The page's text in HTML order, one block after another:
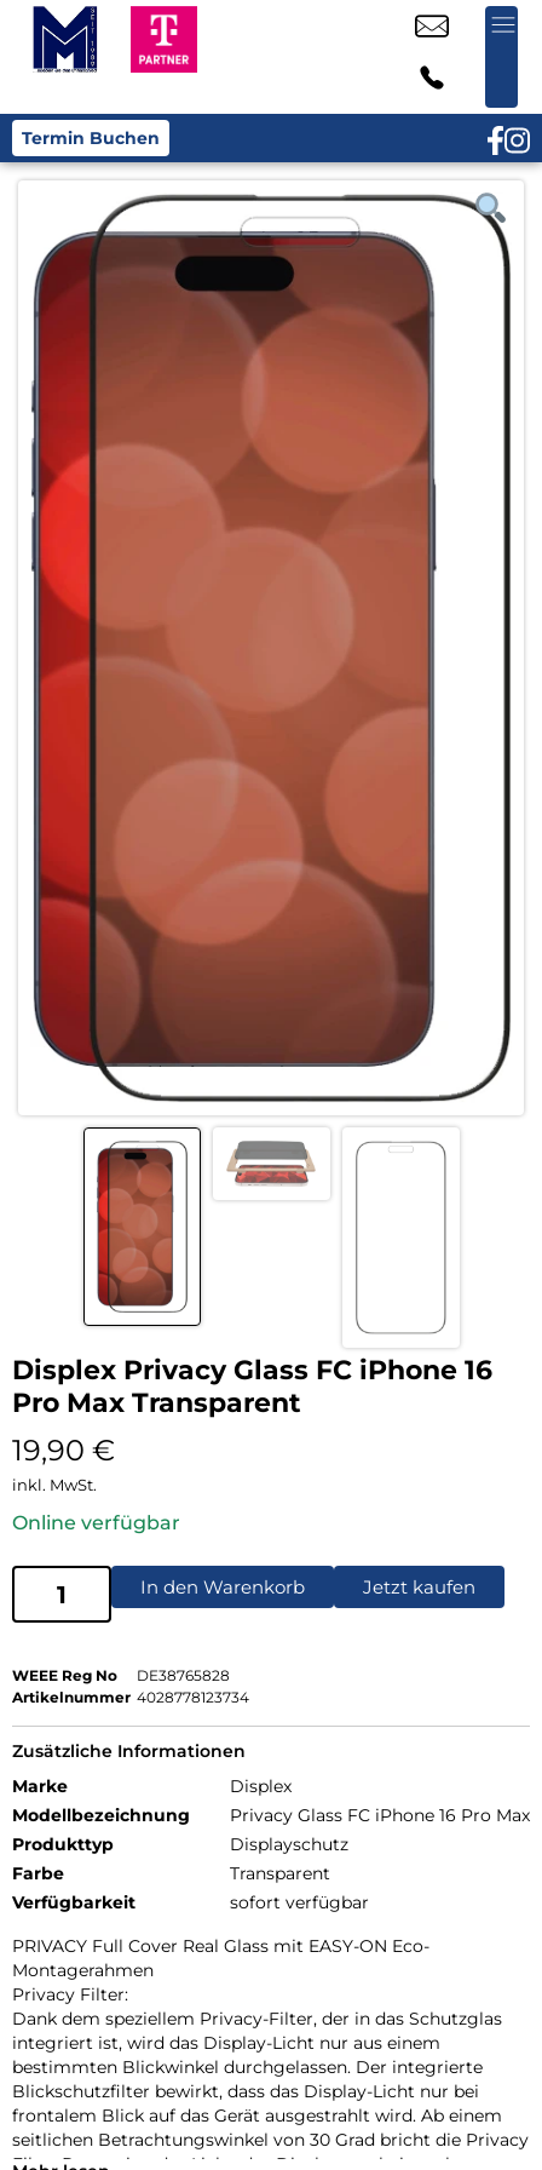
Termin Buchen
Displex Privacy Glass FC iPhone 16
Pro Max Transparent
19,90 €
inkl. MwSt.
Online verfügbar
In den Warenkorb Jetzt kaufen
WEEE Reg No
DE38765828
Artikelnummer 4028778123734
Zusätzliche Informationen
Marke
Displex
Modellbezeichnung
Privacy Glass FC iPhone 16 Pro Max
Produkttyp
Displayschutz
Farbe
Transparent
Verfügbarkeit
sofort verfügbar
PRIVACY Full Cover Real Glass mit EASY-ON Eco-
Montagerahmen
Privacy Filter:
Dank dem speziellem Privacy-Filter, der in das Schutzglas
integriert ist, wird das Display-Licht nur aus einem
bestimmten Blickwinkel durchgelassen. Der integrierte
Blickschutzfilter bewirkt, dass das Display-Licht nur bei
frontalem Blick auf das Gerät ausgestrahlt wird. Ab einem
seitlichen Betrachtungswinkel von 30 Grad bricht die Privacy
Filter Protection das Licht, das Display erscheint schwarz.